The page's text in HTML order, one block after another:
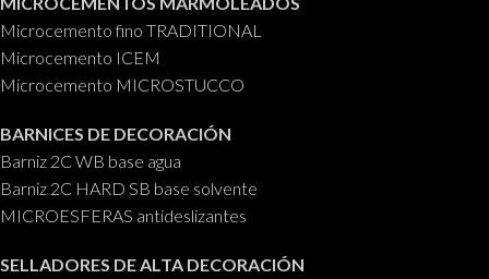
Microcemento fino TRADITIONAL
Microcemento ICEM
Microcemento MICROSTUCCO
BARNICES DE DECORACIÓN
Barniz 2C WB base agua
Barniz 2C HARD SB base solvente
MICROESFERAS antideslizantes
SELLADORES DE ALTA DECORACIÓN